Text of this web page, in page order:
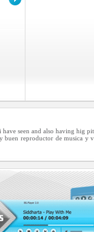
seen and also having hig
buen reproductor de musica y